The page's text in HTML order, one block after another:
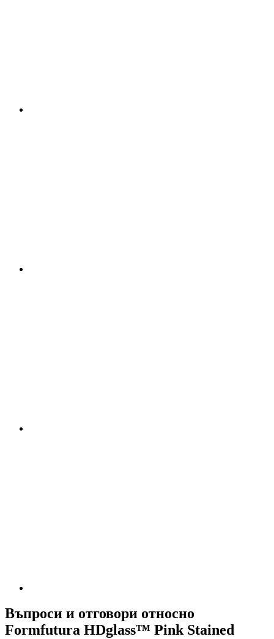
Въпроси и отговори относно
Formfutura HDglass™ Pink Stained